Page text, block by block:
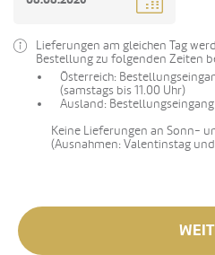
Lieferungen am gleichen Tag
Bestellung zu folgenden Zeiten
Österreich:
(samstags bis 11.00 Uhr)
Ausland:
Keine Lieferungen an Sonn-
(Ausnahmen: Valentinstag